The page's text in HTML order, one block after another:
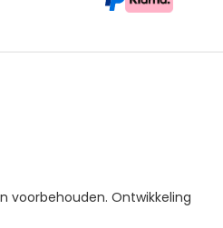
voorbehouden. Ontwikkeling